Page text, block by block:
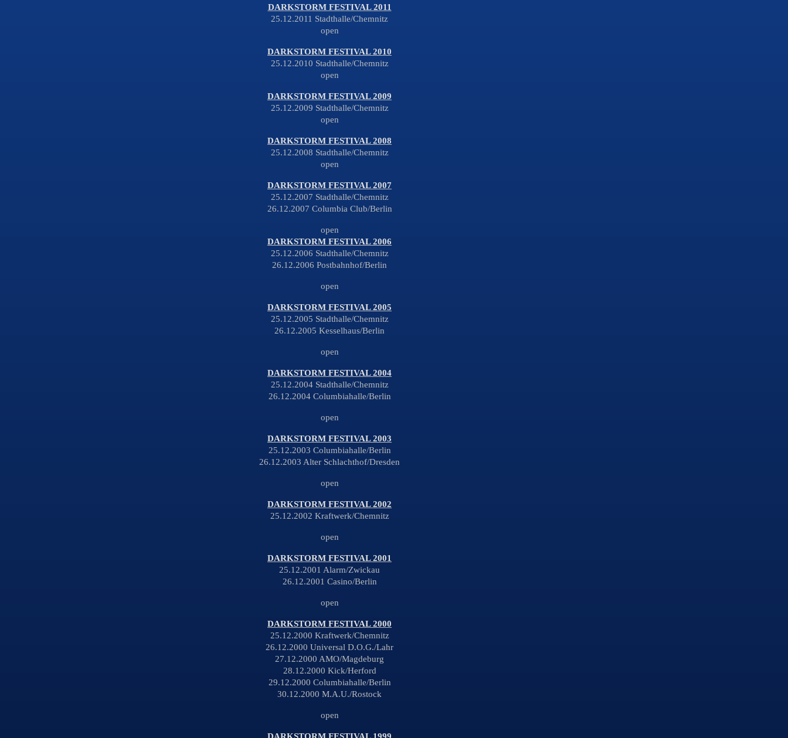
DARKSTORM FESTIVAL 2011
25.12.2011 Stadthalle/Chemnitz
open
DARKSTORM FESTIVAL 2010
25.12.2010 Stadthalle/Chemnitz
open
DARKSTORM FESTIVAL 2009
25.12.2009 Stadthalle/Chemnitz
open
DARKSTORM FESTIVAL 2008
25.12.2008 Stadthalle/Chemnitz
open
DARKSTORM FESTIVAL 2007
25.12.2007 Stadthalle/Chemnitz
26.12.2007 Columbia Club/Berlin
open
DARKSTORM FESTIVAL 2006
25.12.2006 Stadthalle/Chemnitz
26.12.2006 Postbahnhof/Berlin
open
DARKSTORM FESTIVAL 2005
25.12.2005 Stadthalle/Chemnitz
26.12.2005 Kesselhaus/Berlin
open
DARKSTORM FESTIVAL 2004
25.12.2004 Stadthalle/Chemnitz
26.12.2004 Columbiahalle/Berlin
open
DARKSTORM FESTIVAL 2003
25.12.2003 Columbiahalle/Berlin
26.12.2003 Alter Schlachthof/Dresden
open
DARKSTORM FESTIVAL 2002
25.12.2002 Kraftwerk/Chemnitz
open
DARKSTORM FESTIVAL 2001
25.12.2001 Alarm/Zwickau
26.12.2001 Casino/Berlin
open
DARKSTORM FESTIVAL 2000
25.12.2000 Kraftwerk/Chemnitz
26.12.2000 Universal D.O.G./Lahr
27.12.2000 AMO/Magdeburg
28.12.2000 Kick/Herford
29.12.2000 Columbiahalle/Berlin
30.12.2000 M.A.U./Rostock
open